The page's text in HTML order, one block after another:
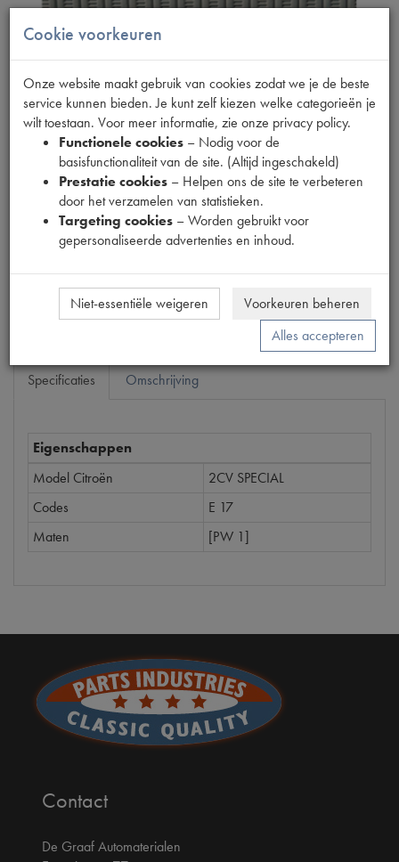
Fabrikant
Productnummer
1902545
Prijs
265,45
Bestel
Specificaties Omschrijving
Eigenschappen
Model Citroën
2CV SPECIAL
Codes
E 17
Maten
[PW 1]
Contact
De Graaf Automaterialen
Cookie voorkeuren
Onze website maakt gebruik van cookies zodat we je de beste
service kunnen bieden. Je kunt zelf kiezen welke categorieën je
wilt toestaan. Voor meer informatie, zie onze privacy policy.
Functionele cookies – Nodig voor de
basisfunctionaliteit van de site. (Altijd ingeschakeld)
Prestatie cookies – Helpen ons de site te verbeteren
door het verzamelen van statistieken.
Targeting cookies – Worden gebruikt voor
gepersonaliseerde advertenties en inhoud.
Niet-essentiële weigeren
Voorkeuren beheren
Alles accepteren